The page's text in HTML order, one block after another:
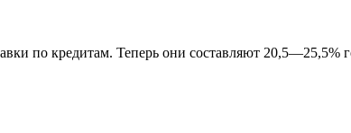
по кредитам. Теперь они составляют 20,5—25,5%